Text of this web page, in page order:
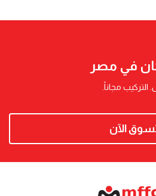
في مصر
مجاناً.
الآن